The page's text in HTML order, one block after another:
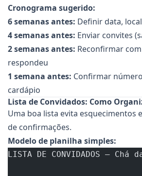
Cronograma sugerido:
6 semanas antes: Definir data,
4 semanas antes: Enviar convites
2 semanas antes: Reconfirmar
respondeu
1 semana antes: Confirmar
cardápio
Lista de Convidados: Como
Uma boa lista evita esquecimentos
de confirmações.
Modelo de planilha simples:
LISTA DE CONVIDADOS — Chá